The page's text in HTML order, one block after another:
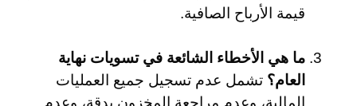
قيمة الأرباح الصافية.
ما هي الأخطاء الشائعة في تسويات نهاية
العام؟ تشمل عدم تسجيل جميع العمليات